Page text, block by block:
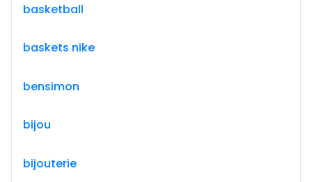
basketball
baskets nike
bensimon
bijou
bijouterie